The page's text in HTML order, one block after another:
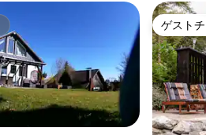
ゲスト
ゲスト